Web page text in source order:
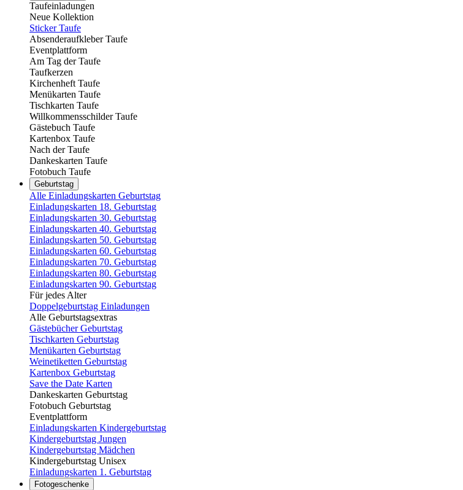
Taufeinladungen
Neue Kollektion
Sticker Taufe
Absenderaufkleber Taufe
Eventplattform
Am Tag der Taufe
Taufkerzen
Kirchenheft Taufe
Menükarten Taufe
Tischkarten Taufe
Willkommensschilder Taufe
Gästebuch Taufe
Kartenbox Taufe
Nach der Taufe
Dankeskarten Taufe
Fotobuch Taufe
Geburtstag
Alle Einladungskarten Geburtstag
Einladungskarten 18. Geburtstag
Einladungskarten 30. Geburtstag
Einladungskarten 40. Geburtstag
Einladungskarten 50. Geburtstag
Einladungskarten 60. Geburtstag
Einladungskarten 70. Geburtstag
Einladungskarten 80. Geburtstag
Einladungskarten 90. Geburtstag
Für jedes Alter
Doppelgeburtstag Einladungen
Alle Geburtstagsextras
Gästebücher Geburtstag
Tischkarten Geburtstag
Menükarten Geburtstag
Weinetiketten Geburtstag
Kartenbox Geburtstag
Save the Date Karten
Dankeskarten Geburtstag
Fotobuch Geburtstag
Eventplattform
Einladungskarten Kindergeburtstag
Kindergeburtstag Jungen
Kindergeburtstag Mädchen
Kindergeburtstag Unisex
Einladungskarten 1. Geburtstag
Fotogeschenke